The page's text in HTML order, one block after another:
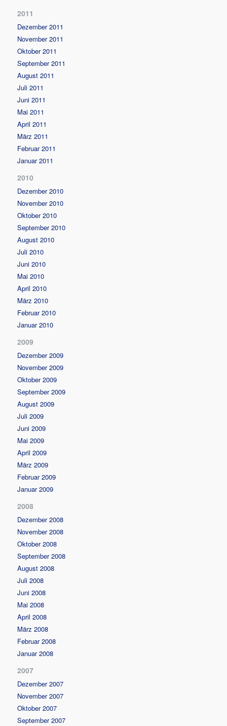
2011
Dezember 2011
November 2011
Oktober 2011
September 2011
August 2011
Juli 2011
Juni 2011
Mai 2011
April 2011
März 2011
Februar 2011
Januar 2011
2010
Dezember 2010
November 2010
Oktober 2010
September 2010
August 2010
Juli 2010
Juni 2010
Mai 2010
April 2010
März 2010
Februar 2010
Januar 2010
2009
Dezember 2009
November 2009
Oktober 2009
September 2009
August 2009
Juli 2009
Juni 2009
Mai 2009
April 2009
März 2009
Februar 2009
Januar 2009
2008
Dezember 2008
November 2008
Oktober 2008
September 2008
August 2008
Juli 2008
Juni 2008
Mai 2008
April 2008
März 2008
Februar 2008
Januar 2008
2007
Dezember 2007
November 2007
Oktober 2007
September 2007